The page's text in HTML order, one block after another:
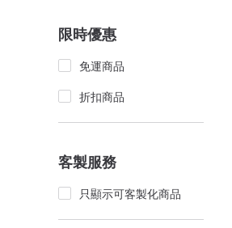
限時優惠
免運商品
折扣商品
客製服務
只顯示可客製化商品